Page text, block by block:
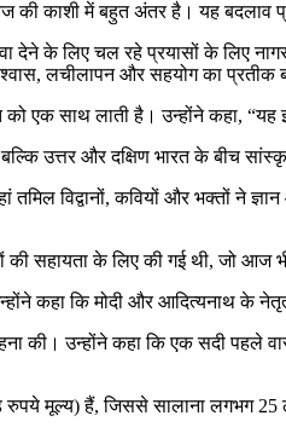
काशी में बहुत अंतर है। यह बदलाव
देने के लिए चल रहे प्रयासों के लिए
लचीलापन और सहयोग का प्रतीक
एक साथ लाती है। उन्होंने कहा, “यह
उत्तर और दक्षिण भारत के बीच
विद्वानों, कवियों और भक्तों ने
की सहायता के लिए की गई थी, जो आज
कहा कि मोदी और आदित्यनाथ के
की। उन्होंने कहा कि एक सदी
रुपये मूल्य) हैं, जिससे सालाना लगभग